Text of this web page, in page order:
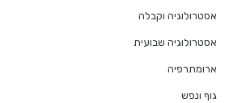
אסטרולוגיה וקבלה
אסטרולוגיה שבועית
ארומתרפיה
גוף ונפש